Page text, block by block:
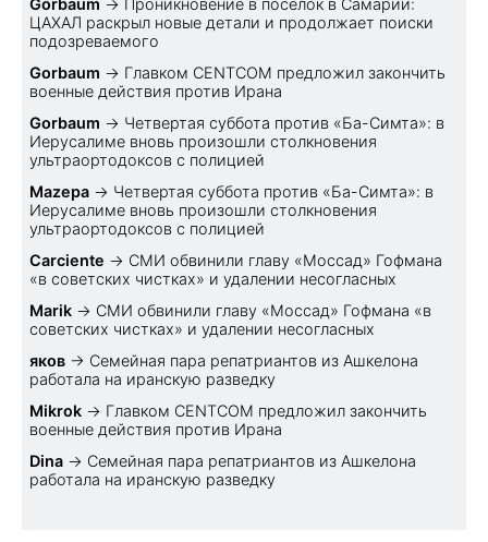
ЦАХАЛ раскрыл новые детали и продолжает поиски
подозреваемого
Gorbaum → Главком CENTCOM предложил закончить
военные действия против Ирана
Gorbaum → Четвертая суббота против «Ба-Симта»: в
Иерусалиме вновь произошли столкновения
ультраортодоксов с полицией
Mazepa → Четвертая суббота против «Ба-Симта»: в
Иерусалиме вновь произошли столкновения
ультраортодоксов с полицией
Carciente → СМИ обвинили главу «Моссад» Гофмана
«в советских чистках» и удалении несогласных
Marik → СМИ обвинили главу «Моссад» Гофмана «в
советских чистках» и удалении несогласных
яков → Семейная пара репатриантов из Ашкелона
работала на иранскую разведку
Mikrok → Главком CENTCOM предложил закончить
военные действия против Ирана
Dina → Семейная пара репатриантов из Ашкелона
работала на иранскую разведку